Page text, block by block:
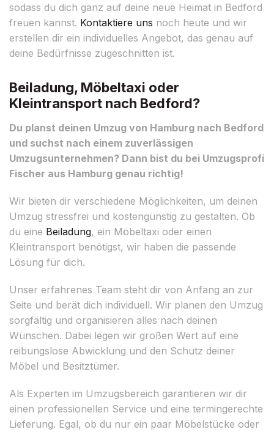
sodass du dich ganz auf deine neue Heimat in Bedford
freuen kannst. Kontaktiere uns noch heute und wir
erstellen dir ein individuelles Angebot, das genau auf
deine Bedürfnisse zugeschnitten ist.
Beiladung, Möbeltaxi oder
Kleintransport nach Bedford?
Du planst deinen Umzug von Hamburg nach Bedford
und suchst nach einem zuverlässigen
Umzugsunternehmen? Dann bist du bei Umzugsprofi
Fischer aus Hamburg genau richtig!
Wir bieten dir verschiedene Möglichkeiten, um deinen
Umzug stressfrei und kostengünstig zu gestalten. Ob
du eine Beiladung, ein Möbeltaxi oder einen
Kleintransport benötigst, wir haben die passende
Lösung für dich.
Unser erfahrenes Team steht dir von Anfang an zur
Seite und berät dich individuell. Wir planen den Umzug
sorgfältig und organisieren alles nach deinen
Wünschen. Dabei legen wir großen Wert auf eine
reibungslose Abwicklung und den Schutz deiner
Möbel und Besitztümer.
Als Experten im Umzugsbereich garantieren wir dir
einen professionellen Service und eine termingerechte
Lieferung. Egal, ob du nur ein paar Möbelstücke oder